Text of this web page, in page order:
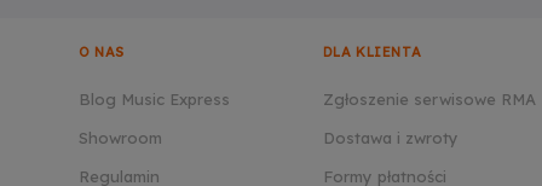
O NAS
Blog Music Express
Showroom
Regulamin
DLA KLIENTA
Zgłoszenie serwisowe RMA
Dostawa i zwroty
Formy płatności